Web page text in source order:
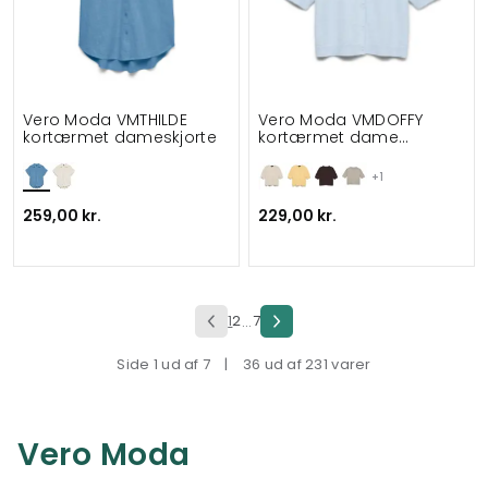
Vero Moda VMTHILDE
kortærmet dameskjorte
259,00 kr.
+1
Vero Moda VMDOFFY
kortærmet dame
229,00 kr.
12...7
Side 1 ud af 7 | 36 ud af 231 varer
Vero Moda